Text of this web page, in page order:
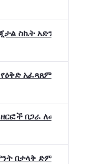
ስኬት አድንቀዋል
አፈጻጸምና የቀጣይ
በጋራ ለመስራት መከሩ፡፡
በታላቅ ድምቀት